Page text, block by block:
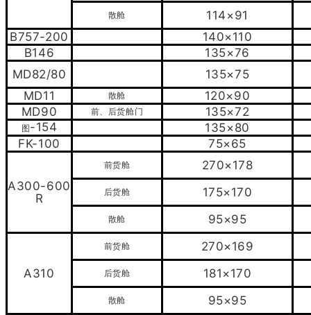
散舱
114×91
B757-200
140×110
B146
135×76
MD82/80
135×75
MD11
散舱
120×90
MD90
前、后货舱门 135×72
图-154
135×80
FK-100
75×65
A300-600
R
前货舱 270×178
后货舱 175×170
散舱 95×95
A310
前货舱 270×169
后货舱 181×170
散舱 95×95